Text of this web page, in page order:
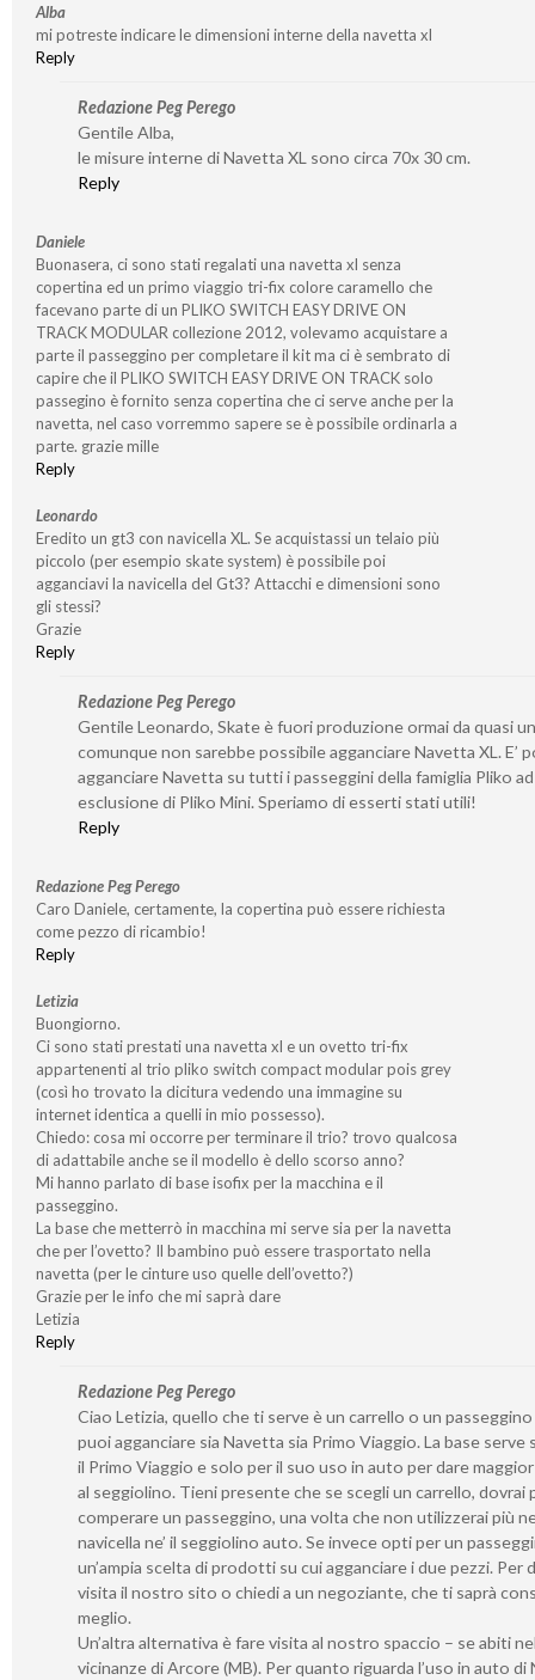
Alba
mi potreste indicare le dimensioni interne della navetta xl
Reply
Redazione Peg Perego
Gentile Alba,
le misure interne di Navetta XL sono circa 70x 30 cm.
Reply
Daniele
Buonasera, ci sono stati regalati una navetta xl senza
copertina ed un primo viaggio tri-fix colore caramello che
facevano parte di un PLIKO SWITCH EASY DRIVE ON
TRACK MODULAR collezione 2012, volevamo acquistare a
parte il passeggino per completare il kit ma ci è sembrato di
capire che il PLIKO SWITCH EASY DRIVE ON TRACK solo
passegino è fornito senza copertina che ci serve anche per la
navetta, nel caso vorremmo sapere se è possibile ordinarla a
parte. grazie mille
Reply
Leonardo
Eredito un gt3 con navicella XL. Se acquistassi un telaio più
piccolo (per esempio skate system) è possibile poi
agganciavi la navicella del Gt3? Attacchi e dimensioni sono
gli stessi?
Grazie
Reply
Redazione Peg Perego
Gentile Leonardo, Skate è fuori produzione ormai da quasi
comunque non sarebbe possibile agganciare Navetta XL. E’
agganciare Navetta su tutti i passeggini della famiglia Pliko ad
esclusione di Pliko Mini. Speriamo di esserti stati utili!
Reply
Redazione Peg Perego
Caro Daniele, certamente, la copertina può essere richiesta
come pezzo di ricambio!
Reply
Letizia
Buongiorno.
Ci sono stati prestati una navetta xl e un ovetto tri-fix
appartenenti al trio pliko switch compact modular pois grey
(così ho trovato la dicitura vedendo una immagine su
internet identica a quelli in mio possesso).
Chiedo: cosa mi occorre per terminare il trio? trovo qualcosa
di adattabile anche se il modello è dello scorso anno?
Mi hanno parlato di base isofix per la macchina e il
passeggino.
La base che metterrò in macchina mi serve sia per la navetta
che per l’ovetto? Il bambino può essere trasportato nella
navetta (per le cinture uso quelle dell’ovetto?)
Grazie per le info che mi saprà dare
Letizia
Reply
Redazione Peg Perego
Ciao Letizia, quello che ti serve è un carrello o un passeggino
puoi agganciare sia Navetta sia Primo Viaggio. La base serve
il Primo Viaggio e solo per il suo uso in auto per dare
al seggiolino. Tieni presente che se scegli un carrello, dovrai
comperare un passeggino, una volta che non utilizzerai più
navicella ne’ il seggiolino auto. Se invece opti per un
un’ampia scelta di prodotti su cui agganciare i due pezzi. Per
visita il nostro sito o chiedi a un negoziante, che ti saprà
meglio.
Un’altra alternativa è fare visita al nostro spaccio – se abiti
vicinanze di Arcore (MB). Per quanto riguarda l’uso in auto di